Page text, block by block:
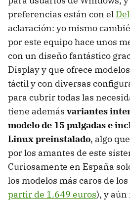
preferencias están con el
aclaración: yo mismo
por este equipo hace unos
con un diseño fantástico
Display y que ofrece
táctil y con diversas
para cubrir todas las
tiene además variantes
modelo de 15 pulgadas e
Linux preinstalado, algo
por los amantes de este
Curiosamente en España
los modelos más caros de los
partir de 1.649 euros), y aún